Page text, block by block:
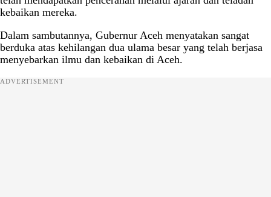
kebaikan mereka.
Dalam sambutannya, Gubernur Aceh menyatakan sangat
berduka atas kehilangan dua ulama besar yang telah berjasa
menyebarkan ilmu dan kebaikan di Aceh.
ADVERTISEMENT